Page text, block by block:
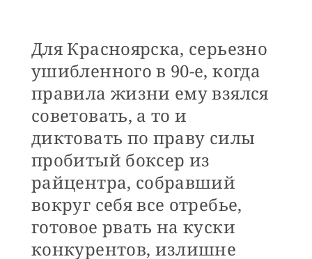
Для Красноярска, серьезно
ушибленного в 90-е, когда
правила жизни ему взялся
советовать, а то и
диктовать по праву силы
пробитый боксер из
райцентра, собравший
вокруг себя все отребье,
готовое рвать на куски
конкурентов, излишне